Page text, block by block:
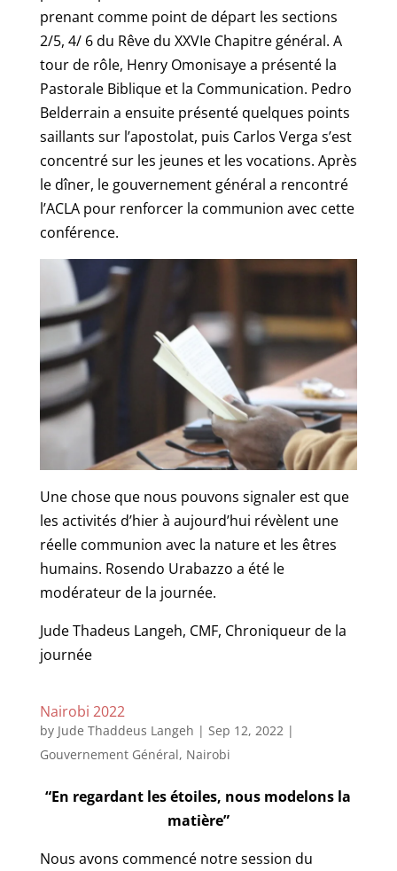
prenant comme point de départ les sections
2/5, 4/ 6 du Rêve du XXVIe Chapitre général. A
tour de rôle, Henry Omonisaye a présenté la
Pastorale Biblique et la Communication. Pedro
Belderrain a ensuite présenté quelques points
saillants sur l’apostolat, puis Carlos Verga s’est
concentré sur les jeunes et les vocations. Après
le dîner, le gouvernement général a rencontré
l’ACLA pour renforcer la communion avec cette
conférence.
Une chose que nous pouvons signaler est que
les activités d’hier à aujourd’hui révèlent une
réelle communion avec la nature et les êtres
humains. Rosendo Urabazzo a été le
modérateur de la journée.
Jude Thadeus Langeh, CMF, Chroniqueur de la
journée
Nairobi 2022
by Jude Thaddeus Langeh | Sep 12, 2022 |
Gouvernement Général, Nairobi
“En regardant les étoiles, nous modelons la
matière”
Nous avons commencé notre session du